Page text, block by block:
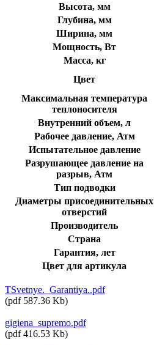
Высота, мм
Глубина, мм
Ширина, мм
Мощность, Вт
Масса, кг
Цвет
Максимальная температура
теплоносителя
Внутренний объем, л
Рабочее давление, Атм
Испытательное давление
Разрушающее давление на
разрыв, Атм
Тип подводки
Диаметры присоединительных
отверстий
Производитель
Страна
Гарантия, лет
Цвет для артикула
TSvetnye._Garantiya..pdf
(pdf 587.36 Kb)
gigiena_supremo.pdf
(pdf 416.53 Kb)